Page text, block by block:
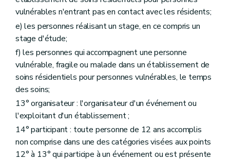
vulnérables n'entrant pas en contact avec les résidents;
e) les personnes réalisant un stage, en ce compris un
stage d'étude;
f) les personnes qui accompagnent une personne
vulnérable, fragile ou malade dans un établissement de
soins résidentiels pour personnes vulnérables, le temps
des soins;
13° organisateur : l'organisateur d'un événement ou
l'exploitant d'un établissement ;
14° participant : toute personne de 12 ans accomplis
non comprise dans une des catégories visées aux points
12° à 13° qui participe à un événement ou est présente